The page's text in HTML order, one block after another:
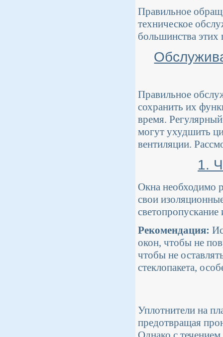
Правильное
техническое
большинства
Правильное
сохранить их
время.
могут ухудшить
вентиляции.
1.
Окна необходимо
свои
Рекомендация:
окон, чтобы не
чтобы не
стеклопакета,
Уплотнители на
предотвращая